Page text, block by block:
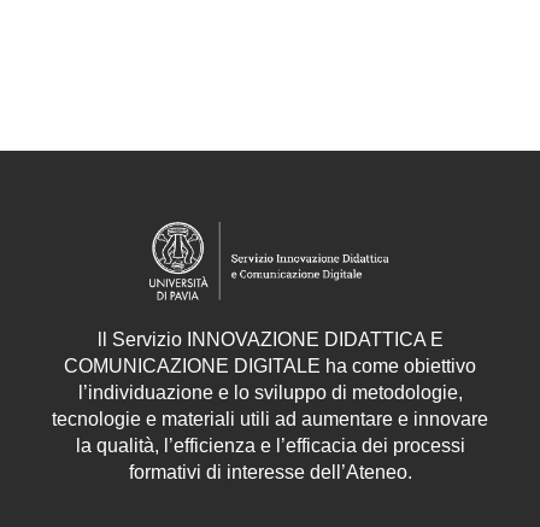
Servizio INNOVAZIONE DIDATTICA E
COMUNICAZIONE DIGITALE ha come obiettivo
l’individuazione e lo sviluppo di metodologie,
tecnologie e materiali utili ad aumentare e innovare
la qualità, l’efficienza e l’efficacia dei processi
formativi di interesse dell’Ateneo.